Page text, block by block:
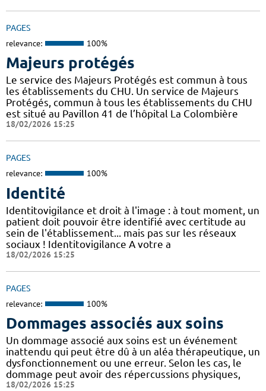
PAGES
relevance: 100%
Majeurs protégés
Le service des Majeurs Protégés est commun à tous
les établissements du CHU. Un service de Majeurs
Protégés, commun à tous les établissements du CHU
est situé au Pavillon 41 de l’hôpital La Colombière
18/02/2026 15:25
PAGES
relevance: 100%
Identité
Identitovigilance et droit à l'image : à tout moment, un
patient doit pouvoir être identifié avec certitude au
sein de l'établissement... mais pas sur les réseaux
sociaux ! Identitovigilance A votre a
18/02/2026 15:25
PAGES
relevance: 100%
Dommages associés aux soins
Un dommage associé aux soins est un événement
inattendu qui peut être dû à un aléa thérapeutique, un
dysfonctionnement ou une erreur. Selon les cas, le
dommage peut avoir des répercussions physiques,
18/02/2026 15:25